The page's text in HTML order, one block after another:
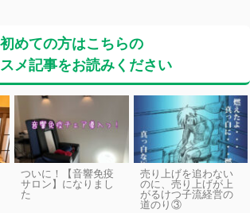
初めての方はこちらの
メ記事をお読みください
ついに！【音響免疫
サロン】になりまし
た
売り上げを追わない
のに、売り上げが上
がるけつ子流経営の
道のり③